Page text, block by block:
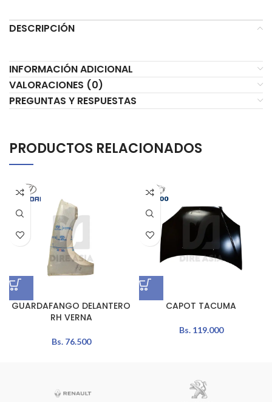
DESCRIPCIÓN
INFORMACIÓN ADICIONAL
VALORACIONES (0)
PREGUNTAS Y RESPUESTAS
PRODUCTOS RELACIONADOS
GUARDAFANGO DELANTERO
RH VERNA
Bs.76.500
CAPOT TACUMA
Bs.119.000